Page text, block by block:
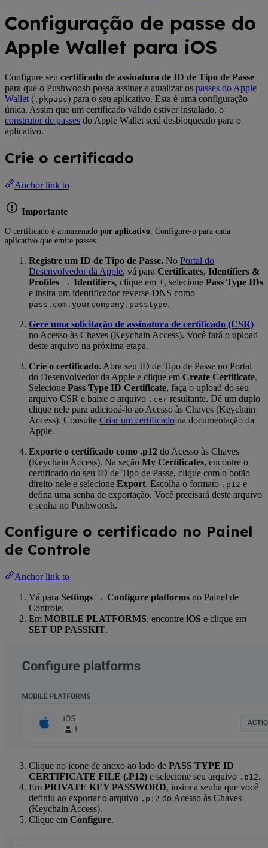
Configuração de passe do
Apple Wallet para iOS
Configure seu certificado de assinatura de ID de Tipo de Passe
para que o Pushwoosh possa assinar e atualizar os passes do Apple
Wallet ( .pkpass) para o seu aplicativo. Esta é uma configuração
única. Assim que um certificado válido estiver instalado, o
construtor de passes do Apple Wallet será desbloqueado para o
aplicativo.
Crie o certificado
Anchor link to
Importante
O certificado é armazenado por aplicativo . Configure-o para cada
aplicativo que emite passes.
Registre um ID de Tipo de Passe. No Portal do
Desenvolvedor da Apple, vá para Certificates, Identifiers &
Profiles → Identifiers, clique em +, selecione Pass Type IDs
e insira um identificador reverse-DNS como
pass.com.yourcompany.passtype.
Gere uma solicitação de assinatura de certificado (CSR)
no Acesso às Chaves (Keychain Access). Você fará o upload
deste arquivo na próxima etapa.
Crie o certificado. Abra seu ID de Tipo de Passe no Portal
do Desenvolvedor da Apple e clique em Create Certificate.
Selecione Pass Type ID Certificate, faça o upload do seu
arquivo CSR e baixe o arquivo .cer resultante. Dê um duplo
clique nele para adicioná-lo ao Acesso às Chaves (Keychain
Access). Consulte Criar um certificado na documentação da
Apple.
Exporte o certificado como .p12 do Acesso às Chaves
(Keychain Access). Na seção My Certificates, encontre o
certificado do seu ID de Tipo de Passe, clique com o botão
direito nele e selecione Export. Escolha o formato .p12 e
defina uma senha de exportação. Você precisará deste arquivo
e senha no Pushwoosh.
Configure o certificado no Painel
de Controle
Anchor link to
Vá para Settings → Configure platforms no Painel de
Controle.
Em MOBILE PLATFORMS, encontre iOS e clique em
SET UP PASSKIT.
Clique no ícone de anexo ao lado de PASS TYPE ID
CERTIFICATE FILE (.P12) e selecione seu arquivo .p12.
Em PRIVATE KEY PASSWORD, insira a senha que você
definiu ao exportar o arquivo .p12 do Acesso às Chaves
(Keychain Access).
Clique em Configure.